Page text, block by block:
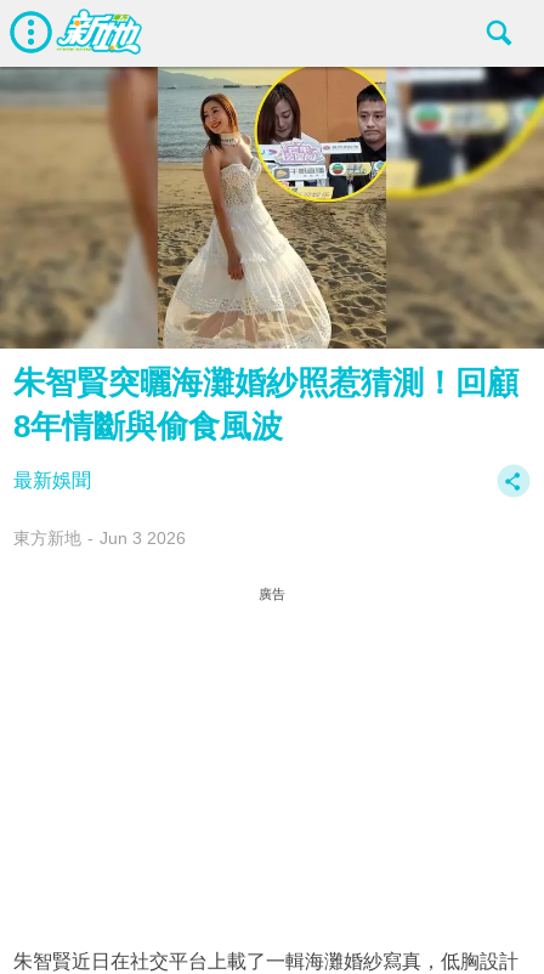
朱智賢突曬海灘婚紗照惹猜測！回顧
8年情斷與偷食風波
最新娛聞
東方新地 Jun 3 2026
廣告
朱智賢近日在社交平台上載了一輯海灘婚紗寫真，低胸設計